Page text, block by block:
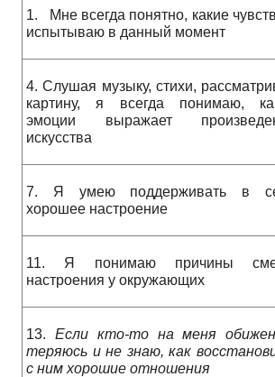
1. Мне всегда понятно, какие
испытываю в данный момент
4. Слушая музыку, стихи,
картину, я всегда понимаю,
эмоции выражает
искусства
7. Я умею поддерживать в
хорошее настроение
11. Я понимаю причины
настроения у окружающих
13. Если кто-то на меня
теряюсь и не знаю, как
с ним хорошие отношения